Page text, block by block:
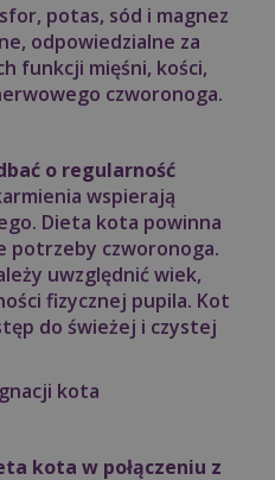
potas, sód i magnez
odpowiedzialne za
funkcji mięśni, kości,
czworonoga.
o regularność
wspierają
Dieta kota powinna
potrzeby czworonoga.
uwzględnić wiek,
fizycznej pupila. Kot
do świeżej i czystej
kota
kota w połączeniu z